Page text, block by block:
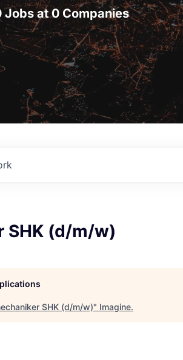
Jobs at 0 Companies
SHK (d/m/w)
SHK (d/m/w)" Imagine.